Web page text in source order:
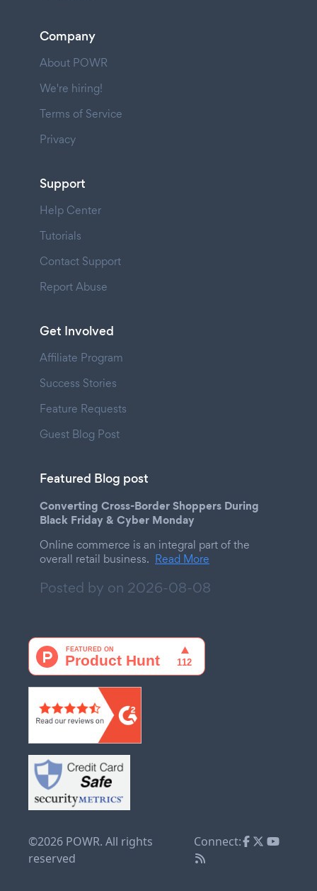
Company
About POWR
We're hiring!
Terms of Service
Privacy
Support
Help Center
Tutorials
Contact Support
Report Abuse
Get Involved
Affiliate Program
Success Stories
Feature Requests
Guest Blog Post
Featured Blog post
Converting Cross-Border Shoppers During
Black Friday & Cyber Monday
Online commerce is an integral part of the
overall retail business. Read More
Posted by on 2026-08-08
©2026 POWR. All rights
reserved
Connect: